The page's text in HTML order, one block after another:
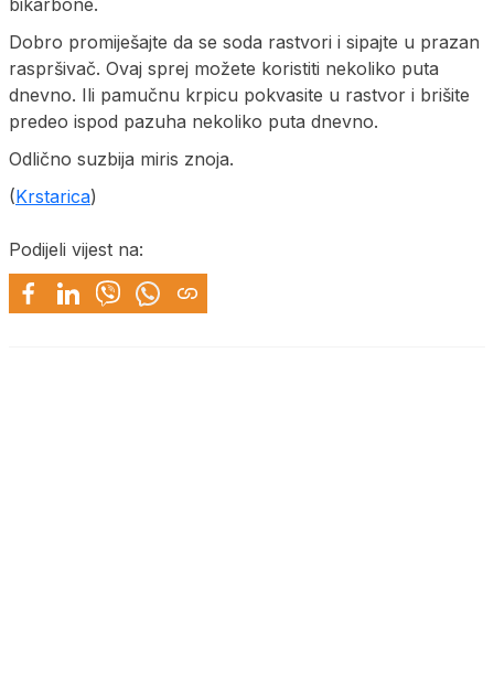
Dobro promiješajte da se soda rastvori i sipajte u prazan
raspršivač. Ovaj sprej možete koristiti nekoliko puta
dnevno. Ili pamučnu krpicu pokvasite u rastvor i brišite
predeo ispod pazuha nekoliko puta dnevno.
Odlično suzbija miris znoja.
(Krstarica)
Podijeli vijest na: